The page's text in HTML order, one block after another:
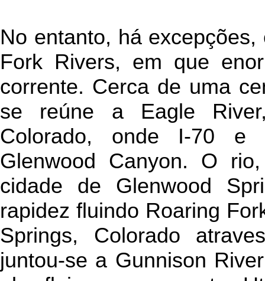
No entanto, há
Fork Rivers, em que
corrente. Cerca de uma
se reúne a Eagle
Colorado, onde I-70 e
Glenwood Canyon. O
cidade de Glenwood
rapidez fluindo Roaring
Springs, Colorado
juntou-se a Gunnison